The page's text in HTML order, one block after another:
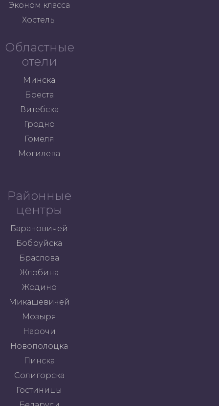
Эконом класса
Хостелы
Областные
отели
Минска
Бреста
Витебска
Гродно
Гомеля
Могилева
Районные
центры
Барановичей
Бобруйска
Браслова
Жлобина
Жодино
Микашевичей
Мозыря
Нарочи
Новополоцка
Пинска
Солигорска
Гостиницы